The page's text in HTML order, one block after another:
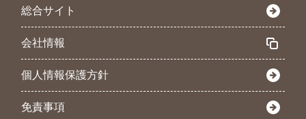
総合サイト
会社情報
個人情報保護方針
免責事項